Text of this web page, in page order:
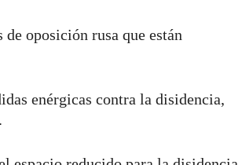
oposición rusa que están
enérgicas contra la disidencia,